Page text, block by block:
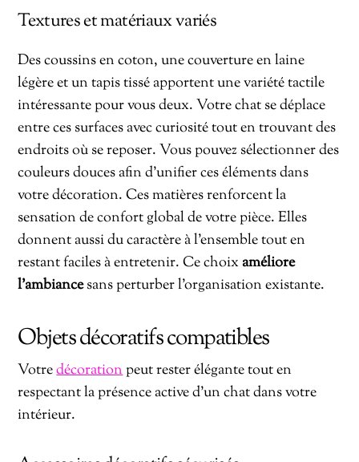
Textures et matériaux variés
Des coussins en coton, une couverture en laine
légère et un tapis tissé apportent une variété tactile
intéressante pour vous deux. Votre chat se déplace
entre ces surfaces avec curiosité tout en trouvant des
endroits où se reposer. Vous pouvez sélectionner des
couleurs douces afin d’unifier ces éléments dans
votre décoration. Ces matières renforcent la
sensation de confort global de votre pièce. Elles
donnent aussi du caractère à l’ensemble tout en
restant faciles à entretenir. Ce choix améliore
l’ambiancesans perturber l’organisation existante.
Objets décoratifs compatibles
Votredécorationpeut rester élégante tout en
respectant la présence active d’un chat dans votre
intérieur.